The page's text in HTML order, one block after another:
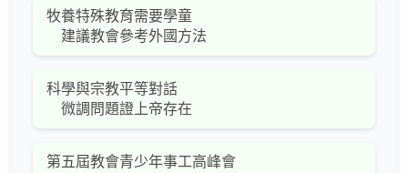
牧養特殊教育需要學童
建議教會參考外國方法
科學與宗教平等對話
微調問題證上帝存在
第五屆教會青少年事工高峰會